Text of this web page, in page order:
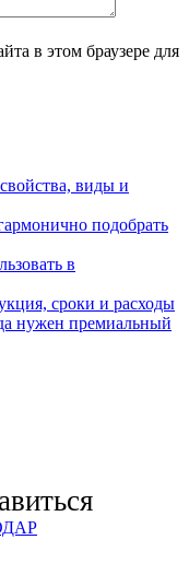
в этом браузере для
виды и
подобрать
в
сроки и расходы
нужен премиальный